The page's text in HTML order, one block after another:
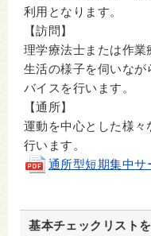
利用となります。
【訪問】
理学療法士または作業
生活の様子を伺いなが
バイスを行います。
【通所】
運動を中心とした様々
行います。
通所型短期集中サ
基本チェックリスト